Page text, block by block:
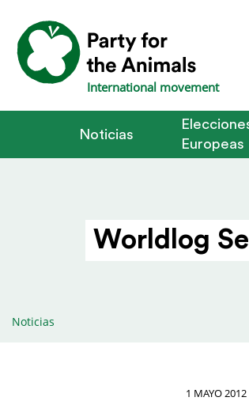
International movement
Noticias
Europeas
Worldlog
Noticias
1 MAYO 2012